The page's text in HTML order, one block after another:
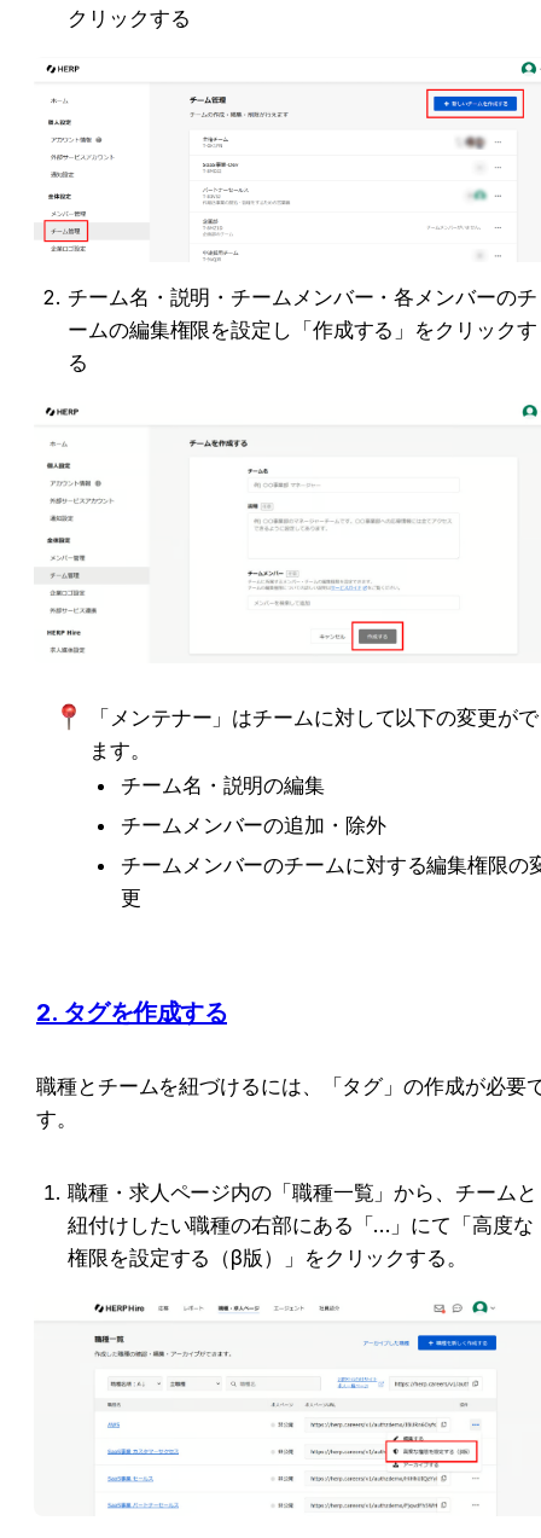
クリックする
チーム名・説明・チームメンバー・各メンバーのチ
ームの編集権限を設定し「作成する」をクリックす
る
「メンテナー」はチームに対して以下の変更が
ます。
チーム名・説明の編集
チームメンバーの追加・除外
チームメンバーのチームに対する編集権限の
更
2. タグを作成する
職種とチームを紐づけるには、「タグ」の作成が必要
す。
職種・求人ページ内の「職種一覧」から、チームと
紐付けしたい職種の右部にある「…」にて「高度な
権限を設定する（β版）」をクリックする。